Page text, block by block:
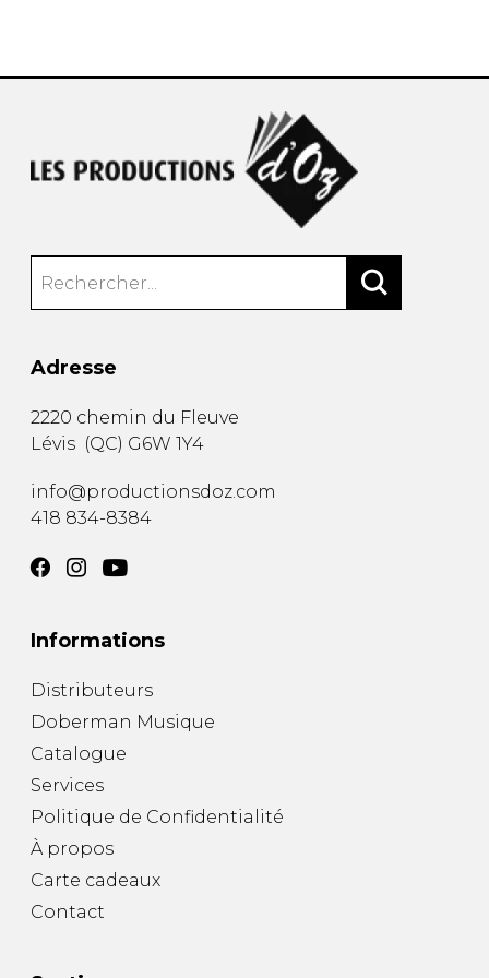
Adresse
2220 chemin du Fleuve
Lévis (QC) G6W 1Y4
info@productionsdoz.com
418 834-8384
Informations
Distributeurs
Doberman Musique
Catalogue
Services
Politique de Confidentialité
À propos
Carte cadeaux
Contact